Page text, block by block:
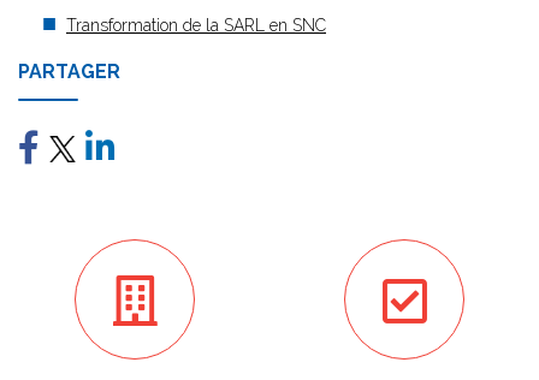
Transformation de la SARL en SNC
PARTAGER